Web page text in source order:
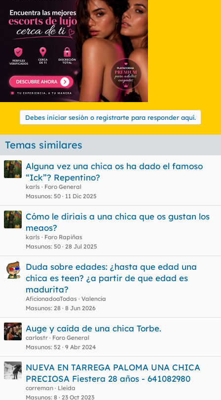
Debes iniciar sesión o registrarte para responder aquí.
Temas similares
Alguna vez una chica os ha dado el famoso
“Ick”? Repentino?
karls
Foro General
Masunos 50 11 Dic 2025
Cómo le diriais a una chica que os gustan los
meaos?
karls
Foro Rapiñas
Masunos 50 28 Jul 2025
Duda sobre edades: ¿hasta que edad una
chica es teen? ¿a partir de que edad es
madurita?
AficionadoaTodas Valencia
Masunos 28 8 Jun 2026
Auge y caída de una chica Torbe.
carlostr
Foro General
Masunos 52 9 Abr 2024
NUEVA EN TARREGA PALOMA UNA CHICA
PRECIOSA Fiestera 28 años - 641082980
correman
Lleida
Masunos 8 23 Oct 2023